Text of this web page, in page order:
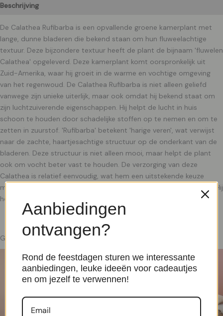
Beschrijving
De Calathea Rufibarba is een opvallende groene kamerplant met
lange, dunne bladeren die bekend staan om hun fluweelachtige
textuur. Deze bijzondere textuur heeft de plant de bijnaam 'fluwelen
Calathea' opgeleverd. Deze kamerplant komt oorspronkelijk uit
Zuid-Amerika, waar hij groeit in de warme en vochtige omgeving
van het regenwoud. De Calathea Rufibarba is niet alleen geliefd
vanwege zijn unieke uiterlijk, maar ook omdat hij bekend staat om
zijn luchtzuiverende eigenschappen. Hij helpt de lucht in huis
schoon te houden door schadelijke stoffen op te nemen en om te
zetten in zuurstof. 'Rufibarba' betekent 'harige veren', wat verwijst
naar de zachte, haartjesachtige structuur op de onderkant van de
bladeren. Deze structuur is niet alleen mooi, maar helpt de plant
ook om vocht beter vast te houden. De verzorging van deze
Calathea is relatief eenvoudig, wat hem een uitstekende keuze
maakt voor zowel beginners als meer ervaren plantenliefhebbers. Hij
heeft een voorkeur voor een plekje in
Gerelateerde producten
Aanbiedingen
ontvangen?
Rond de feestdagen sturen we interessante
aanbiedingen, leuke ideeën voor cadeautjes
en om jezelf te verwennen!